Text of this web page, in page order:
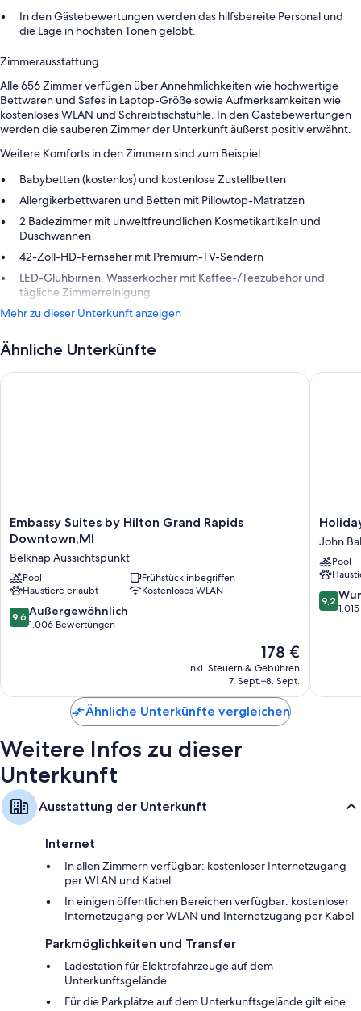
In den Gästebewertungen werden das hilfsbereite Personal und
die Lage in höchsten Tönen gelobt.
Zimmerausstattung
Alle 656 Zimmer verfügen über Annehmlichkeiten wie hochwertige
Bettwaren und Safes in Laptop-Größe sowie Aufmerksamkeiten wie
kostenloses WLAN und Schreibtischstühle. In den Gästebewertungen
werden die sauberen Zimmer der Unterkunft äußerst positiv erwähnt.
Weitere Komforts in den Zimmern sind zum Beispiel:
Babybetten (kostenlos) und kostenlose Zustellbetten
Allergikerbettwaren und Betten mit Pillowtop-Matratzen
2 Badezimmer mit unweltfreundlichen Kosmetikartikeln und
Duschwannen
42-Zoll-HD-Fernseher mit Premium-TV-Sendern
LED-Glühbirnen, Wasserkocher mit Kaffee-/Teezubehör und
tägliche Zimmerreinigung
Mehr zu dieser Unterkunft anzeigen
Ähnliche Unterkünfte
Embassy
Suites
Hilton
Grand
Rapids
Downtown,MI
Belknap
Embassy Suites by Hilton Grand Rapids
Downtown,MI
Belknap Aussichtspunkt
Pool
Frühstück inbegriffen
Haustiere erlaubt
Kostenloses WLAN
9.6
von
9,6 Außergewöhnlich
1.006 Bewertungen
Der
Preis
beträgt
178 €
inkl. Steuern & Gebühren
7. Sept.–8. Sept.
Embassy Suites by Hilton Grand Rapids Downtown,MI
Holiday
Inn
Grand
Rapids
by
IHG
John
Pool
9.2
von
9,2
Holiday
Ähnliche Unterkünfte vergleichen
Weitere Infos zu dieser
Unterkunft
Ausstattung der Unterkunft
Internet
In allen Zimmern verfügbar: kostenloser Internetzugang
per WLAN und Kabel
In einigen öffentlichen Bereichen verfügbar: kostenloser
Internetzugang per WLAN und Internetzugang per Kabel
Parkmöglichkeiten und Transfer
Ladestation für Elektrofahrzeuge auf dem
Unterkunftsgelände
Für die Parkplätze auf dem Unterkunftsgelände gilt eine